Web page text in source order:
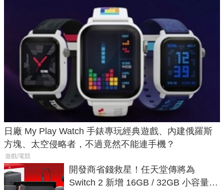
日廠 My Play Watch 手錶專玩經典遊戲、內建俄羅斯
方塊、太空侵略者，不過竟然不能連手機？
遊戲/電競
開發商省錢救星！任天堂傳將為
Switch 2 新增 16GB / 32GB 小容量遊